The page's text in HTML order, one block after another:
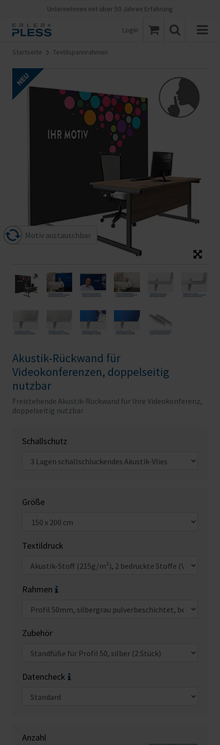
Unternehmen mit über 50 Jahren Erfahrung
Login
Startseite Textilspannrahmen
Motiv austauschbar
Akustik-Rückwand für
Videokonferenzen, doppelseitig
nutzbar
Freistehende Akustik-Rückwand für Ihre Videokonferenz,
doppelseitig nutzbar
Schallschutz
Größe
Textildruck
Rahmen
Zubehör
Datencheck
Anzahl